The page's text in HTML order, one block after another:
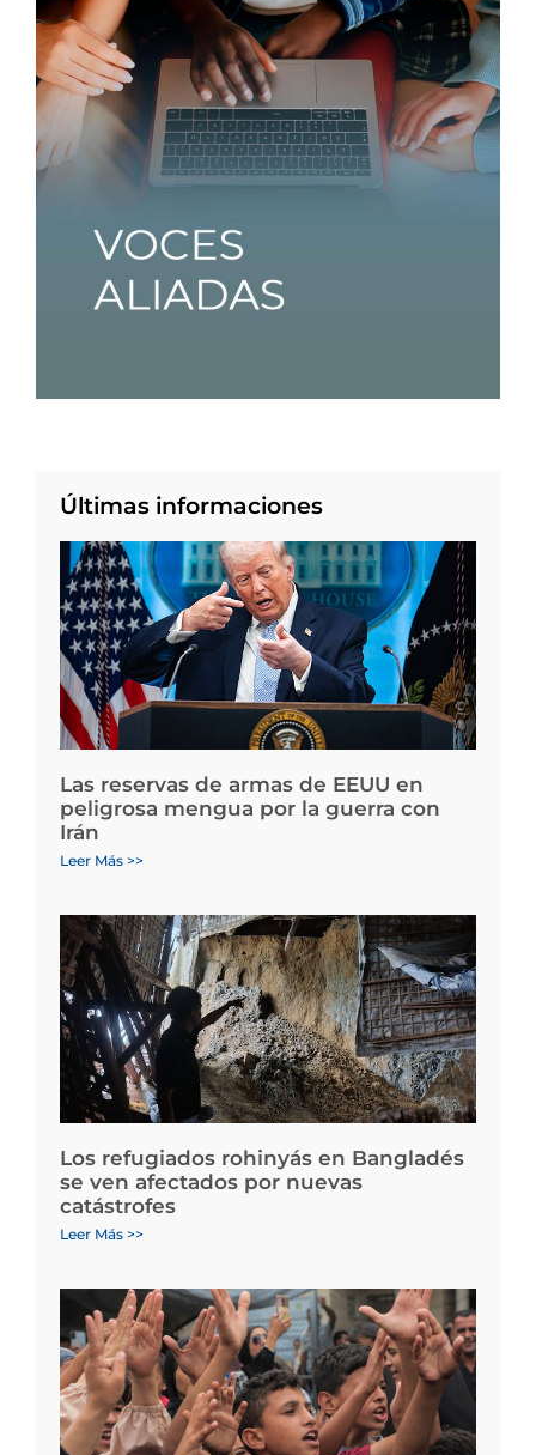
Últimas informaciones
Las reservas de armas de EEUU en
peligrosa mengua por la guerra con
Irán
Leer Más >>
Los refugiados rohinyás en Bangladés
se ven afectados por nuevas
catástrofes
Leer Más >>